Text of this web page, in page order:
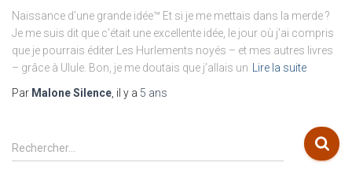
Naissance d’une grande idée™ Et si je me mettais dans la merde ?
Je me suis dit que c’était une excellente idée, le jour où j’ai compris
que je pourrais éditer Les Hurlements noyés – et mes autres livres
– grâce à Ulule. Bon, je me doutais que j’allais un Lire la suite
Par Malone Silence, il y a 5 ans
R
e
Rechercher…